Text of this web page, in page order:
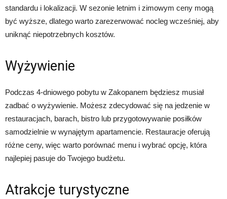
standardu i lokalizacji. W sezonie letnim i zimowym ceny mogą
być wyższe, dlatego warto zarezerwować nocleg wcześniej, aby
uniknąć niepotrzebnych kosztów.
Wyżywienie
Podczas 4-dniowego pobytu w Zakopanem będziesz musiał
zadbać o wyżywienie. Możesz zdecydować się na jedzenie w
restauracjach, barach, bistro lub przygotowywanie posiłków
samodzielnie w wynajętym apartamencie. Restauracje oferują
różne ceny, więc warto porównać menu i wybrać opcję, która
najlepiej pasuje do Twojego budżetu.
Atrakcje turystyczne